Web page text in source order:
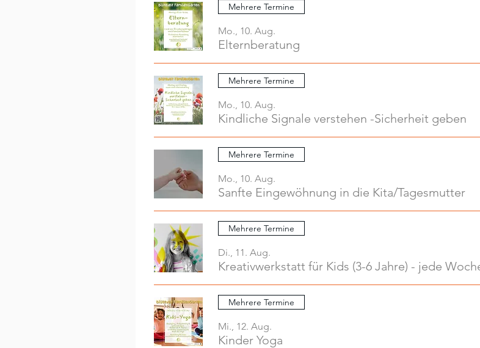
Mehrere Termine
Mo., 10. Aug.
Elternberatung
Mehrere Termine
Mo., 10. Aug.
Kindliche Signale verstehen -Sicherheit geben
Mehrere Termine
Mo., 10. Aug.
Sanfte Eingewöhnung in die Kita/Tagesmutter
Mehrere Termine
Di., 11. Aug.
Mehrere Termine
Mi., 12. Aug.
Kinder Yoga